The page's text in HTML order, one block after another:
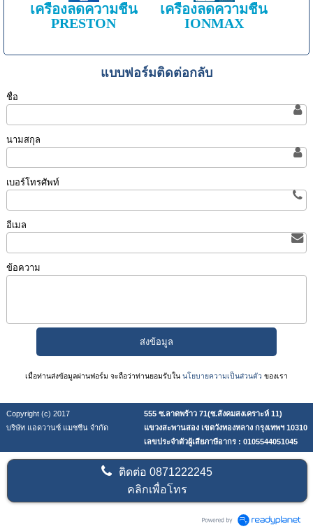
เครื่องลดความชื้น
PRESTON
เครื่องลดความชื้น
IONMAX
แบบฟอร์มติดต่อกลับ
ชื่อ
นามสกุล
เบอร์โทรศัพท์
อีเมล
ข้อความ
เมื่อท่านส่งข้อมูลผ่านฟอร์ม จะถือว่าท่านยอมรับในนโยบายความเป็นส่วนตัว ของเรา
Copyright (c) 2017
555 ซ.ลาดพร้าว 71(ซ.สังคมสงเคราะห์ 11)
บริษัท แอดวานซ์ แมชชีน จำกัด
แขวงสะพานสอง เขตวังทองหลาง กรุงเทพฯ 10310
เลขประจำตัวผู้เสียภาษีอากร : 0105544051045
ติดต่อ0871222245
คลิกเพื่อโทร